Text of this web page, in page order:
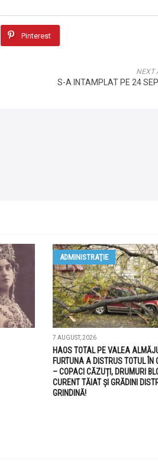
Pinterest
NEXT
S-A INTAMPLAT PE 24
ADMINISTRAŢIE
7 AUGUST, 2026
HAOS TOTAL PE VALEA
FURTUNA A DISTRUS TOTUL ÎN
– COPACI CĂZUȚI, DRUMURI
CURENT TĂIAT ȘI GRĂDINI
GRINDINĂ!